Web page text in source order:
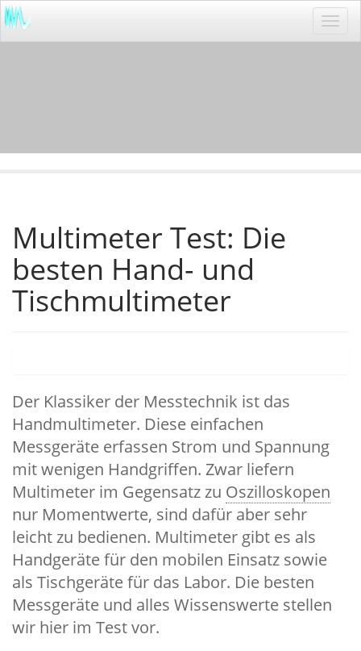
Multimeter Test: Die
besten Hand- und
Tischmultimeter
Der Klassiker der Messtechnik ist das
Handmultimeter. Diese einfachen
Messgeräte erfassen Strom und Spannung
mit wenigen Handgriffen. Zwar liefern
Multimeter im Gegensatz zu Oszilloskopen
nur Momentwerte, sind dafür aber sehr
leicht zu bedienen. Multimeter gibt es als
Handgeräte für den mobilen Einsatz sowie
als Tischgeräte für das Labor. Die besten
Messgeräte und alles Wissenswerte stellen
wir hier im Test vor.